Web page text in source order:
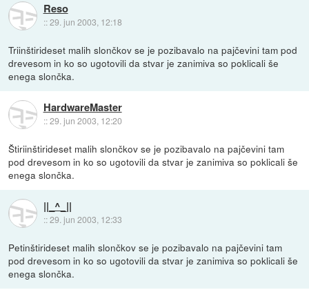
Reso
::29. jun 2003, 12:18
Triinštirideset malih slončkov se je pozibavalo na pajčevini tam pod
drevesom in ko so ugotovili da stvar je zanimiva so poklicali še
enega slončka.
HardwareMaster
::29. jun 2003, 12:20
Štiriinštirideset malih slončkov se je pozibavalo na pajčevini tam
pod drevesom in ko so ugotovili da stvar je zanimiva so poklicali še
enega slončka.
||_^_||
::29. jun 2003, 12:33
Petinštirideset malih slončkov se je pozibavalo na pajčevini tam
pod drevesom in ko so ugotovili da stvar je zanimiva so poklicali še
enega slončka.